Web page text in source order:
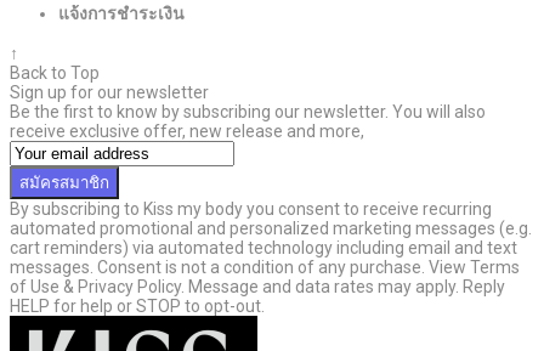
แจ้งการชำระเงิน
↑
Back to Top
Sign up for our newsletter
Be the first to know by subscribing our newsletter. You will also
receive exclusive offer, new release and more,
สมัครสมาชิก
By subscribing to Kiss my body you consent to receive recurring
automated promotional and personalized marketing messages (e.g.
cart reminders) via automated technology including email and text
messages. Consent is not a condition of any purchase. View Terms
of Use & Privacy Policy. Message and data rates may apply. Reply
HELP for help or STOP to opt-out.